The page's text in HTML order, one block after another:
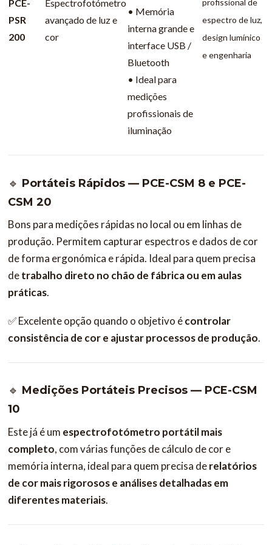
PCE-
PSR
200
Espectrofotómetro
avançado de luz e
cor
• Memória
interna grande e
interface USB /
Bluetooth
• Ideal para
medições
profissionais de
iluminação
espectro de luz,
design lumínico
e engenharia
🔹 Portáteis Rápidos — PCE-CSM 8 e PCE-
CSM 20
Bons para medições rápidas no local ou em linhas de
produção. Permitem capturar espectros e dados de cor
de forma ergonómica e rápida. Ideal para quem precisa
detrabalho direto no chão de fábrica ou em aulas
práticas.
✅ Excelente opção quando o objetivo écontrolar
consistência de cor e ajustar processos de produção.
🔹 Medições Portáteis Precisos — PCE-CSM
10
Este já é um espectrofotómetro portátil mais
completo, com várias funções de cálculo de cor e
memória interna, ideal para quem precisa derelatórios
de cor mais rigorosos e análises detalhadas em
diferentes materiais.